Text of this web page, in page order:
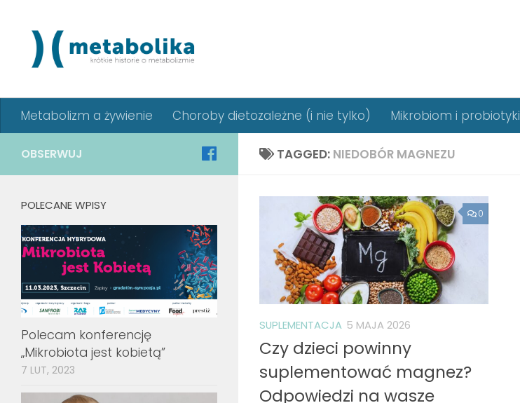
Metabolizm a żywienie Choroby dietozależne (i nie tylko) Mikrobiom i probiotyki
TAGGED: NIEDOBÓR MAGNEZU
0
SUPLEMENTACJA 5 MAJA 2026
Czy dzieci powinny
suplementować magnez?
Odpowiedzi na wasze
OBSERWUJ
POLECANE WPISY
Polecam konferencję
„Mikrobiota jest kobietą”
7 LUT, 2023